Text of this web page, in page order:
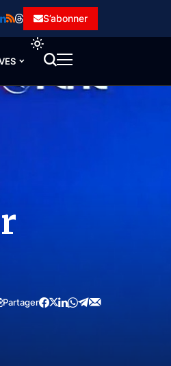
S’abonner
Partager